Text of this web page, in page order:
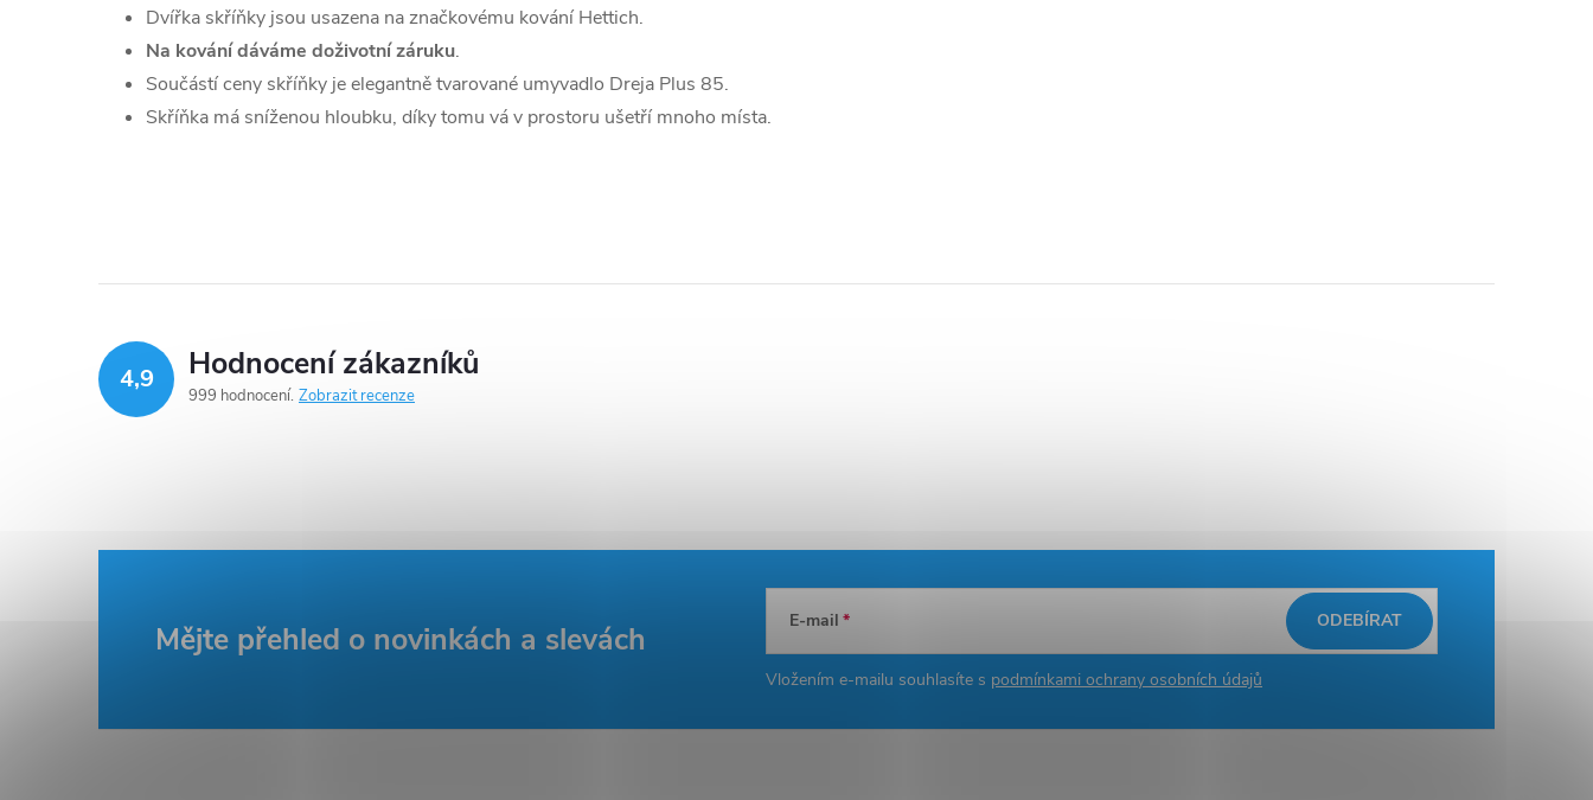
Dvířka skříňky jsou usazena na značkovému kování Hettich.
Na kování dáváme doživotní záruku.
Součástí ceny skříňky je elegantně tvarované umyvadlo Dreja Plus 85.
Skříňka má sníženou hloubku, díky tomu vá v prostoru ušetří mnoho místa.
4,9 Hodnocení zákazníků
999 hodnocení Zobrazit recenze
Mějte přehled o novinkách a slevách E-mail
Vložením e-mailu souhlasíte s podmínkami ochrany osobních údajů
ODEBÍRAT